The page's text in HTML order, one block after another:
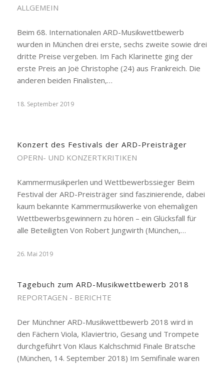
ALLGEMEIN
Beim 68. Internationalen ARD-Musikwettbewerb
wurden in München drei erste, sechs zweite sowie drei
dritte Preise vergeben. Im Fach Klarinette ging der
erste Preis an Joë Christophe (24) aus Frankreich. Die
anderen beiden Finalisten,…
18. September 2019
Konzert des Festivals der ARD-Preisträger
OPERN- UND KONZERTKRITIKEN
Kammermusikperlen und Wettbewerbssieger Beim
Festival der ARD-Preisträger sind faszinierende, dabei
kaum bekannte Kammermusikwerke von ehemaligen
Wettbewerbsgewinnern zu hören – ein Glücksfall für
alle Beteiligten Von Robert Jungwirth (München,…
26. Mai 2019
Tagebuch zum ARD-Musikwettbewerb 2018
REPORTAGEN - BERICHTE
Der Münchner ARD-Musikwettbewerb 2018 wird in
den Fächern Viola, Klaviertrio, Gesang und Trompete
durchgeführt Von Klaus Kalchschmid Finale Bratsche
(München, 14. September 2018) Im Semifinale waren